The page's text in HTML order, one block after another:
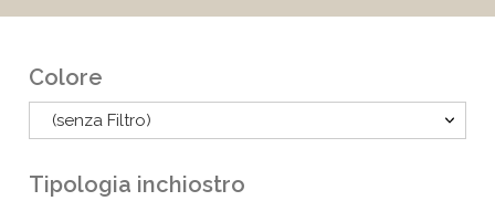
Colore
(senza Filtro)
Tipologia inchiostro